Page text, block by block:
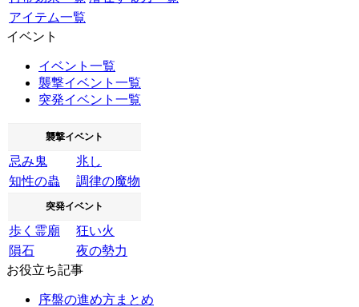
アイテム一覧
イベント
イベント一覧
襲撃イベント一覧
突発イベント一覧
襲撃イベント
忌み鬼
兆し
知性の蟲
調律の魔物
突発イベント
歩く霊廟
狂い火
隕石
夜の勢力
お役立ち記事
序盤の進め方まとめ